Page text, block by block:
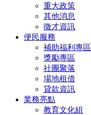
重大政策
其他消息
徵才資訊
便民服務
補助福利專區
獎勵專區
社團聚落
場地租借
貸款資訊
業務亮點
教育文化組